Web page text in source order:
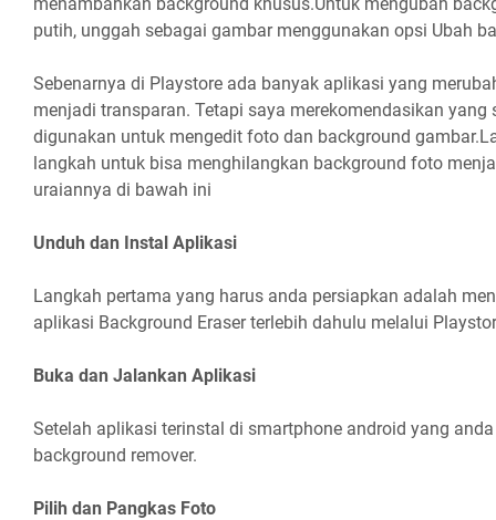
putih, unggah sebagai gambar menggunakan opsi Ubah
Sebenarnya di Playstore ada banyak aplikasi yang
menjadi transparan. Tetapi saya merekomendasikan yang
digunakan untuk mengedit foto dan background
langkah untuk bisa menghilangkan background foto
uraiannya di bawah ini
Unduh dan Instal Aplikasi
Langkah pertama yang harus anda persiapkan adalah
aplikasi Background Eraser terlebih dahulu melalui
Buka dan Jalankan Aplikasi
Setelah aplikasi terinstal di smartphone android yang
background remover.
Pilih dan Pangkas Foto